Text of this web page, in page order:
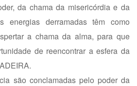
da chama da misericórdia e da
energias derramadas têm como
a chama da alma, para que
de reencontrar a esfera da
são conclamadas pelo poder da